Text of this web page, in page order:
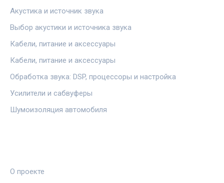
Акустика и источник звука
Выбор акустики и источника звука
Кабели, питание и аксессуары
Кабели, питание и аксессуары
Обработка звука: DSP, процессоры и настройка
Усилители и сабвуферы
Шумоизоляция автомобиля
О проекте